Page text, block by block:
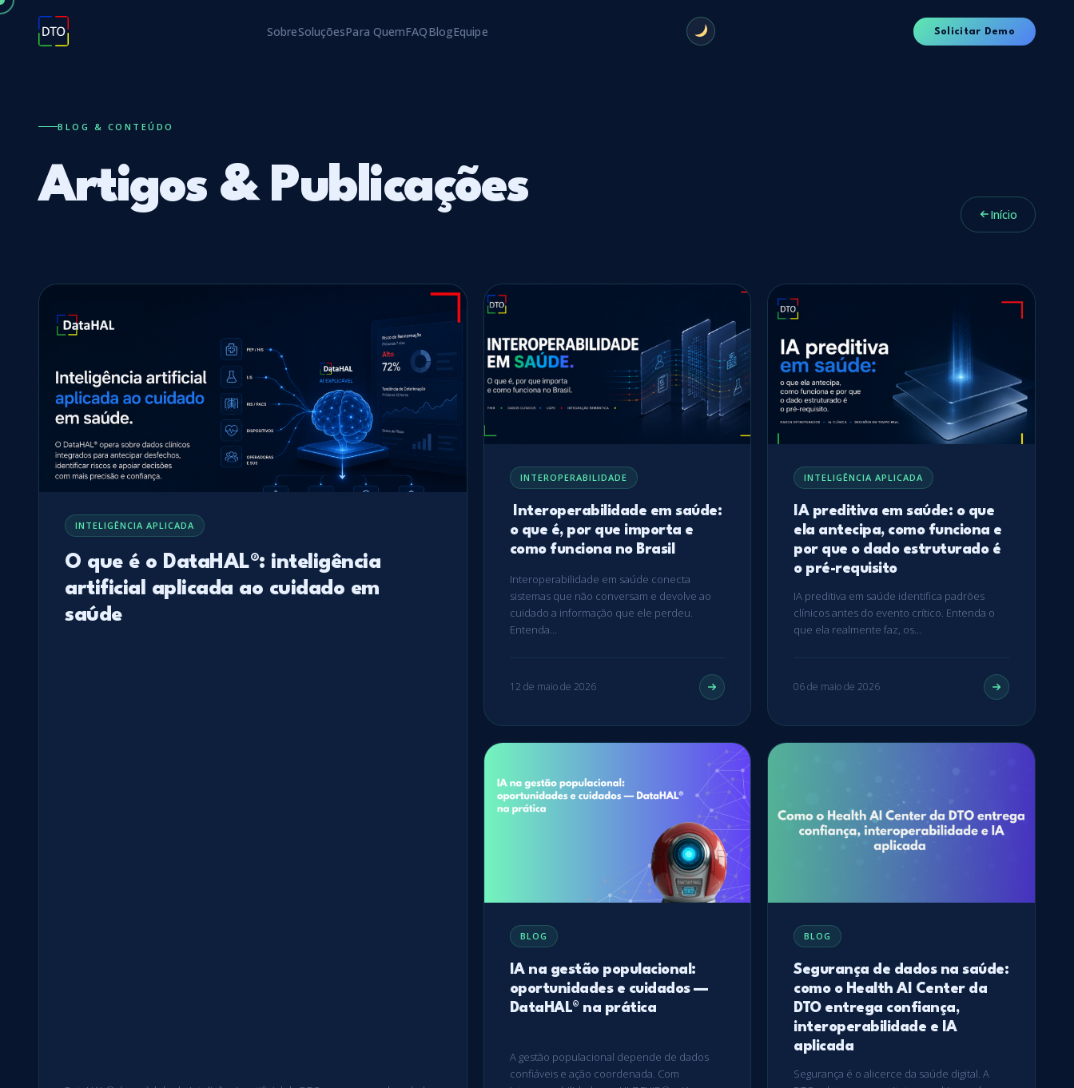
SobreSoluçõesPara QuemFAQBlogEquipe Solicitar Demo
BLOG & CONTEÚDO
Artigos & Publicações
Início
INTELIGÊNCIA APLICADA
O que é o DataHAL®: inteligência
artificial aplicada ao cuidado em
saúde
INTEROPERABILIDADE
Interoperabilidade em saúde:
o que é, por que importa e
como funciona no Brasil
Interoperabilidade em saúde conecta
sistemas que não conversam e devolve ao
cuidado a informação que ele perdeu.
Entenda…
12 de maio de 2026
INTELIGÊNCIA APLICADA
IA preditiva em saúde: o que
ela antecipa, como funciona e
por que o dado estruturado é
o pré-requisito
IA preditiva em saúde identifica padrões
clínicos antes do evento crítico. Entenda o
que ela realmente faz, os…
06 de maio de 2026
BLOG
IA na gestão populacional:
oportunidades e cuidados —
DataHAL® na prática
A gestão populacional depende de dados
confiáveis e ação coordenada. Com
BLOG
Segurança de dados na saúde:
como o Health AI Center da
DTO entrega confiança,
interoperabilidade e IA
aplicada
Segurança é o alicerce da saúde digital. A